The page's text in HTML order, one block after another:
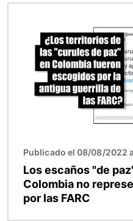
Publicado el 08/08/2022 a
Los escaños "de
Colombia no
por las FARC